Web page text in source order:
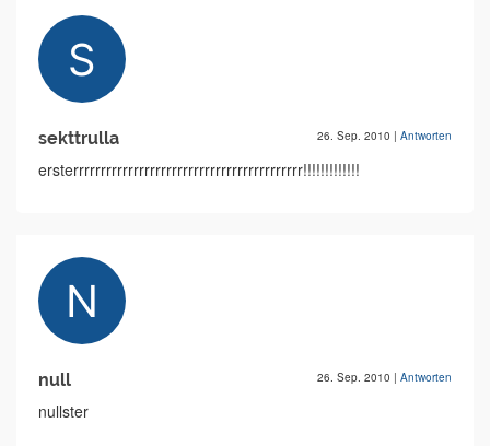
sekttrulla 26. Sep. 2010 | Antworten
ersterrrrrrrrrrrrrrrrrrrrrrrrrrrrrrrrrrrrrrrrrr!!!!!!!!!!!!!
null 26. Sep. 2010 | Antworten
nullster